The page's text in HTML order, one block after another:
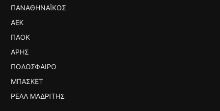
ΠΑΝΑΘΗΝΑΪΚΌΣ
ΑΕΚ
ΠΑΟΚ
ΆΡΗΣ
ΠΟΔΌΣΦΑΙΡΟ
ΜΠΆΣΚΕΤ
ΡΕΆΛ ΜΑΔΡΊΤΗΣ